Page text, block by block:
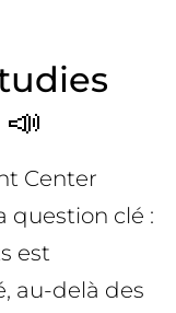
Center
question clé :
est
au-delà des